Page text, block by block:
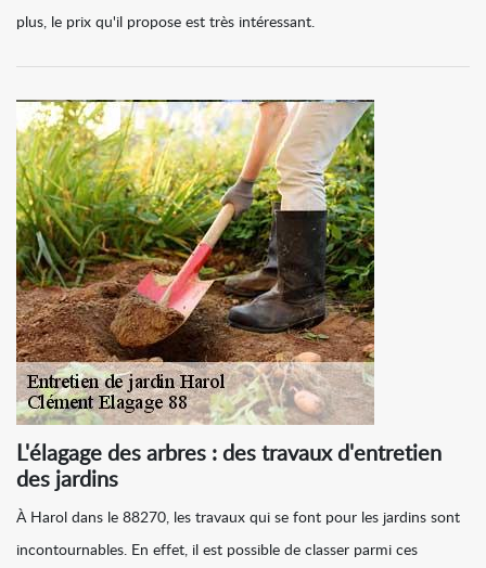
plus, le prix qu'il propose est très intéressant.
L'élagage des arbres : des travaux d'entretien
des jardins
À Harol dans le 88270, les travaux qui se font pour les jardins sont
incontournables. En effet, il est possible de classer parmi ces